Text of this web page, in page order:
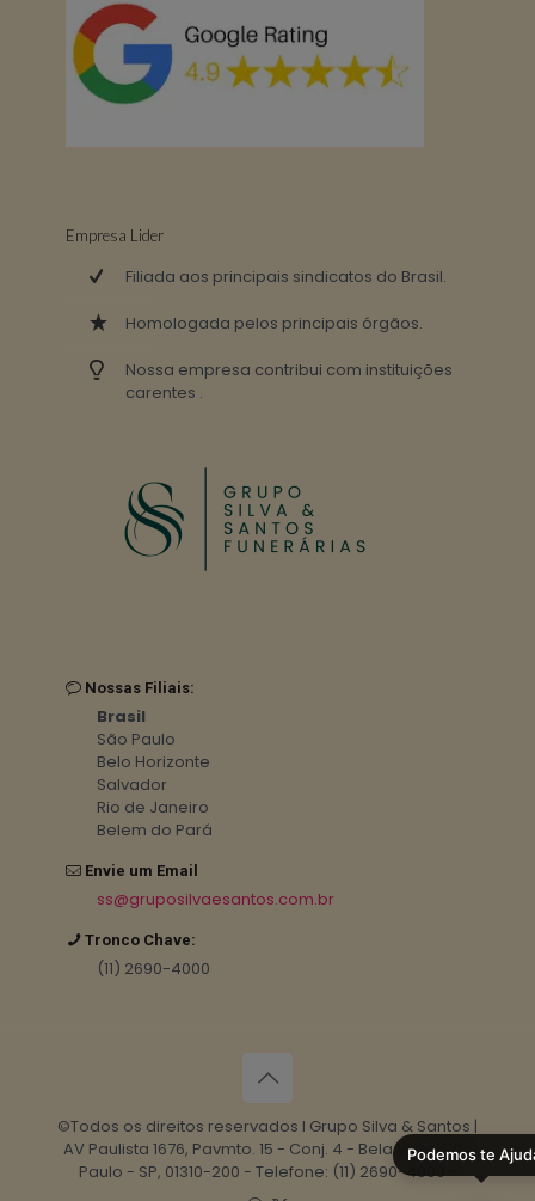
Empresa Lider
Filiada aos principais sindicatos do Brasil.
Homologada pelos principais órgãos.
Nossa empresa contribui com instituições
carentes .
Nossas Filiais:
Brasil
São Paulo
Belo Horizonte
Salvador
Rio de Janeiro
Belem do Pará
Envie um Email
ss@gruposilvaesantos.com.br
Tronco Chave:
(11) 2690-4000
©Todos os direitos reservados I Grupo Silva & Santos |
AV Paulista 1676, Pavmto. 15 - Conj. 4 - Bela Vista, São
Paulo - SP, 01310-200 - Telefone: (11) 2690-4000 -
Podemos te